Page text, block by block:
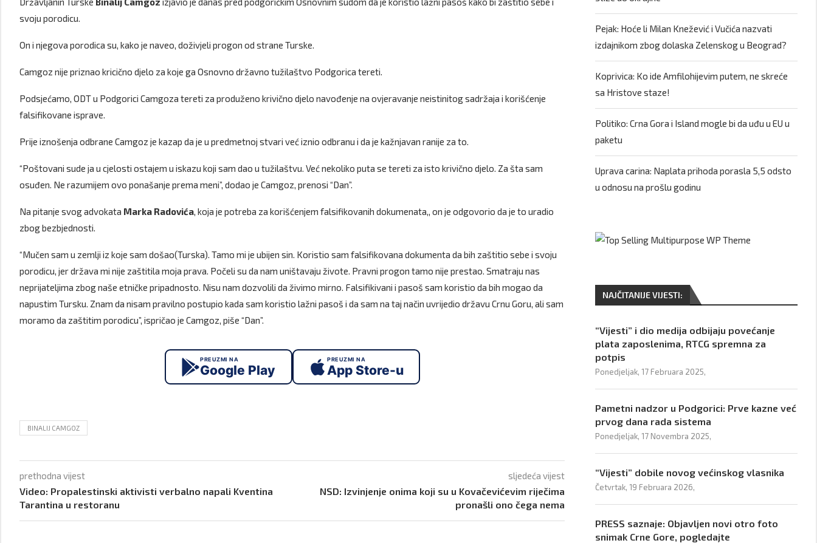
svoju porodicu.
On i njegova porodica su, kako je naveo, doživjeli progon od strane Turske.
Camgoz nije priznao kricično djelo za koje ga Osnovno državno tužilaštvo Podgorica tereti.
Podsjećamo, ODT u Podgorici Camgoza tereti za produženo krivično djelo navođenje na ovjeravanje neistinitog sadržaja i korišćenje
falsifikovane isprave.
Prije iznošenja odbrane Camgoz je kazap da je u predmetnoj stvari već iznio odbranu i da je kažnjavan ranije za to.
“Poštovani sude ja u cjelosti ostajem u iskazu koji sam dao u tužilaštvu. Već nekoliko puta se tereti za isto krivično djelo. Za šta sam
osuđen. Ne razumijem ovo ponašanje prema meni”, dodao je Camgoz, prenosi “Dan”.
Na pitanje svog advokata Marka Radovića, koja je potreba za korišćenjem falsifikovanih dokumenata,, on je odgovorio da je to uradio
zbog bezbjednosti.
“Mučen sam u zemlji iz koje sam došao(Turska). Tamo mi je ubijen sin. Koristio sam falsifikovana dokumenta da bih zaštitio sebe i svoju
porodicu, jer država mi nije zaštitila moja prava. Počeli su da nam uništavaju živote. Pravni progon tamo nije prestao. Smatraju nas
neprijateljima zbog naše etničke pripadnosto. Nisu nam dozvolili da živimo mirno. Falsifikivani i pasoš sam koristio da bih mogao da
napustim Tursku. Znam da nisam pravilno postupio kada sam koristio lažni pasoš i da sam na taj način uvrijedio državu Crnu Goru, ali sam
moramo da zaštitim porodicu”, ispričao je Camgoz, piše “Dan”.
PREUZMI NA
Google Play
PREUZMI NA
App Store-u
BINALIJ CAMGOZ
prethodna vijest
Video: Propalestinski aktivisti verbalno napali Kventina
Tarantina u restoranu
sljedeća vijest
NSD: Izvinjenje onima koji su u Kovačevićevim riječima
pronašli ono čega nema
Pejak: Hoće li Milan Knežević i Vučića nazvati
izdajnikom zbog dolaska Zelenskog u Beograd?
Koprivica: Ko ide Amfilohijevim putem, ne skreće
sa Hristove staze!
Politiko: Crna Gora i Island mogle bi da uđu u EU u
paketu
Uprava carina: Naplata prihoda porasla 5,5 odsto
u odnosu na prošlu godinu
NAJČITANIJE VIJESTI:
“Vijesti” i dio medija odbijaju povećanje
plata zaposlenima, RTCG spremna za
potpis
Ponedjeljak, 17 Februara 2025,
Pametni nadzor u Podgorici: Prve kazne već
prvog dana rada sistema
Ponedjeljak, 17 Novembra 2025,
“Vijesti” dobile novog većinskog vlasnika
Četvrtak, 19 Februara 2026,
PRESS saznaje: Objavljen novi otro foto
snimak Crne Gore, pogledajte